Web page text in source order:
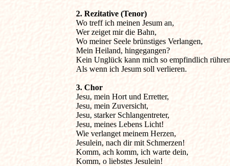
2. Rezitative (Tenor)
Wo treff ich meinen Jesum an,
Wer zeiget mir die Bahn,
Wo meiner Seele brünstiges Verlangen,
Mein Heiland, hingegangen?
Kein Unglück kann mich so empfindlich
Als wenn ich Jesum soll verlieren.
3. Chor
Jesu, mein Hort und Erretter,
Jesu, mein Zuversicht,
Jesu, starker Schlangentreter,
Jesu, meines Lebens Licht!
Wie verlanget meinem Herzen,
Jesulein, nach dir mit Schmerzen!
Komm, ach komm, ich warte dein,
Komm, o liebstes Jesulein!